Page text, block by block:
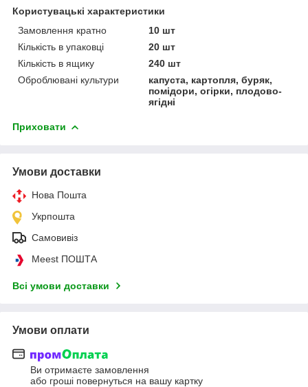
Користувацькі характеристики
Замовлення кратно
10 шт
Кількість в упаковці
20 шт
Кількість в ящику
240 шт
Оброблювані культури
капуста, картопля, буряк,
помідори, огірки, плодово-
ягідні
Приховати
Умови доставки
Нова Пошта
Укрпошта
Самовивіз
Meest ПОШТА
Всі умови доставки
Умови оплати
Ви отримаєте замовлення
або гроші повернуться на вашу картку